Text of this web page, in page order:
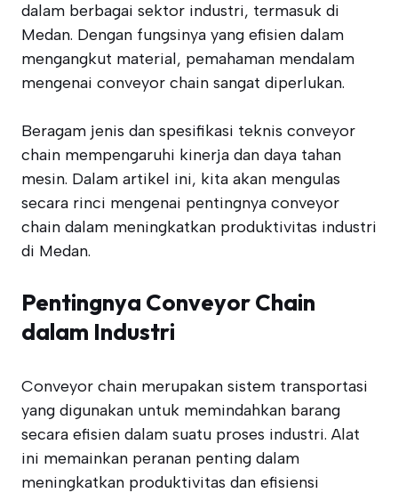
dalam berbagai sektor industri, termasuk di
Medan. Dengan fungsinya yang efisien dalam
mengangkut material, pemahaman mendalam
mengenai conveyor chain sangat diperlukan.
Beragam jenis dan spesifikasi teknis conveyor
chain mempengaruhi kinerja dan daya tahan
mesin. Dalam artikel ini, kita akan mengulas
secara rinci mengenai pentingnya conveyor
chain dalam meningkatkan produktivitas industri
di Medan.
Pentingnya Conveyor Chain
dalam Industri
Conveyor chain merupakan sistem transportasi
yang digunakan untuk memindahkan barang
secara efisien dalam suatu proses industri. Alat
ini memainkan peranan penting dalam
meningkatkan produktivitas dan efisiensi